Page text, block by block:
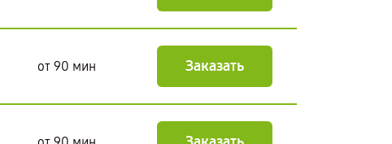
от 90 мин Заказать